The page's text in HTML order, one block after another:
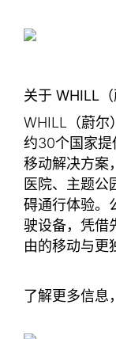
关于 WHILL（
WHILL（蔚尔
约30个国家提
移动解决方案
医院、主题公
碍通行体验。
驶设备，凭借
由的移动与更
了解更多信息